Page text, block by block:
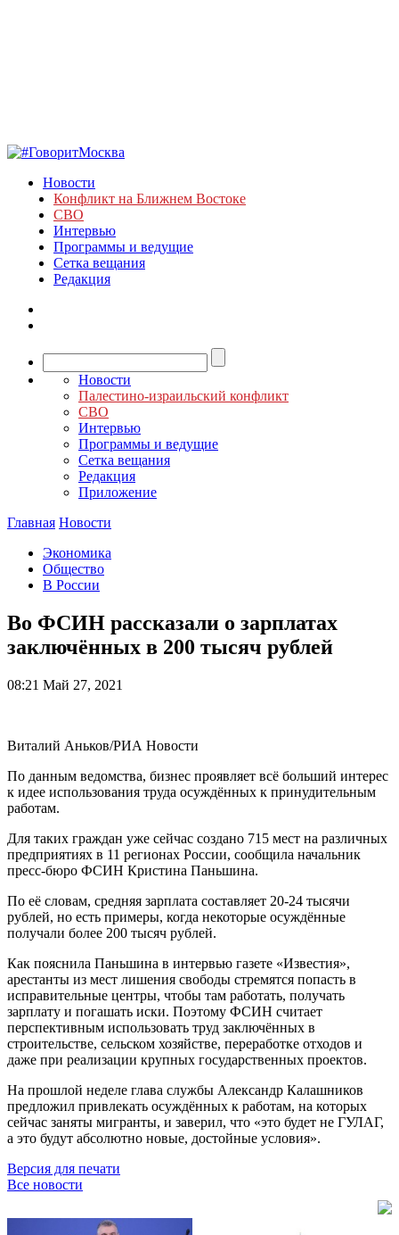
Новости
Конфликт на Ближнем Востоке
СВО
Интервью
Программы и ведущие
Сетка вещания
Редакция
Новости
Палестино-израильский конфликт
СВО
Интервью
Программы и ведущие
Сетка вещания
Редакция
Приложение
Главная Новости
Экономика
Общество
В России
Во ФСИН рассказали о зарплатах
заключённых в 200 тысяч рублей
08:21 Май 27, 2021
Виталий Аньков/РИА Новости
По данным ведомства, бизнес проявляет всё больший интерес
к идее использования труда осуждённых к принудительным
работам.
Для таких граждан уже сейчас создано 715 мест на различных
предприятиях в 11 регионах России, сообщила начальник
пресс-бюро ФСИН Кристина Паньшина.
По её словам, средняя зарплата составляет 20-24 тысячи
рублей, но есть примеры, когда некоторые осуждённые
получали более 200 тысяч рублей.
Как пояснила Паньшина в интервью газете «Известия»,
арестанты из мест лишения свободы стремятся попасть в
исправительные центры, чтобы там работать, получать
зарплату и погашать иски. Поэтому ФСИН считает
перспективным использовать труд заключённых в
строительстве, сельском хозяйстве, переработке отходов и
даже при реализации крупных государственных проектов.
На прошлой неделе глава службы Александр Калашников
предложил привлекать осуждённых к работам, на которых
сейчас заняты мигранты, и заверил, что «это будет не ГУЛАГ,
а это будут абсолютно новые, достойные условия».
Версия для печати
Все новости